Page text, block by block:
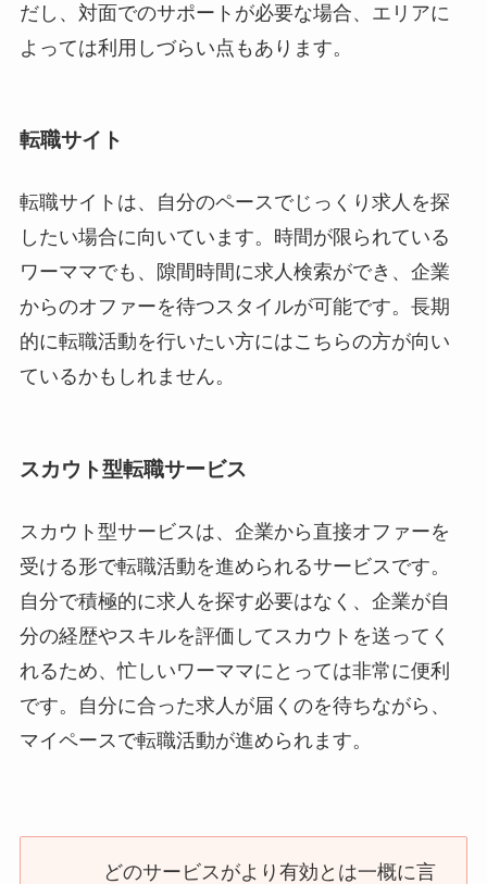
だし、対面でのサポートが必要な場合、エリアに
よっては利用しづらい点もあります。
転職サイト
転職サイトは、自分のペースでじっくり求人を探
したい場合に向いています。時間が限られている
ワーママでも、隙間時間に求人検索ができ、企業
からのオファーを待つスタイルが可能です。長期
的に転職活動を行いたい方にはこちらの方が向い
ているかもしれません。
スカウト型転職サービス
スカウト型サービスは、企業から直接オファーを
受ける形で転職活動を進められるサービスです。
自分で積極的に求人を探す必要はなく、企業が自
分の経歴やスキルを評価してスカウトを送ってく
れるため、忙しいワーママにとっては非常に便利
です。自分に合った求人が届くのを待ちながら、
マイペースで転職活動が進められます。
どのサービスがより有効とは一概に言